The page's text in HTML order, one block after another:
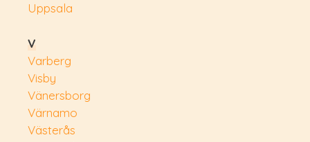
Uppsala
V
Varberg
Visby
Vänersborg
Värnamo
Västerås